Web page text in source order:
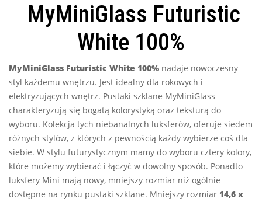
MyMiniGlass Futuristic
White 100%
MyMiniGlass Futuristic White 100% nadaje nowoczesny
styl każdemu wnętrzu. Jest idealny dla rokowych i
elektryzujących wnętrz. Pustaki szklane MyMiniGlass
charakteryzują się bogatą kolorystyką oraz teksturą do
wyboru. Kolekcja tych niebanalnych luksferów, oferuje siedem
różnych stylów, z których z pewnością każdy wybierze coś dla
siebie. W stylu futurystycznym mamy do wyboru cztery kolory,
które możemy wybierać i łączyć w dowolny sposób. Ponadto
luksfery Mini mają nowy, mniejszy rozmiar niż ogólnie
dostępne na rynku pustaki szklane. Mniejszy rozmiar 14,6 x